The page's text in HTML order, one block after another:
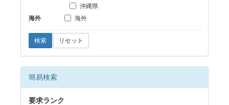
沖縄県
海外
海外
検索 リセット
簡易検索
要求ランク